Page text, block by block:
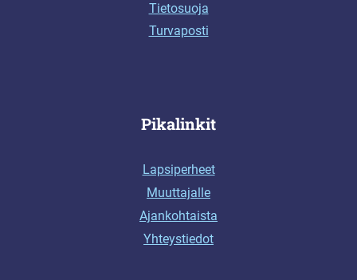
Tietosuoja
Turvaposti
Pikalinkit
Lapsiperheet
Muuttajalle
Ajankohtaista
Yhteystiedot